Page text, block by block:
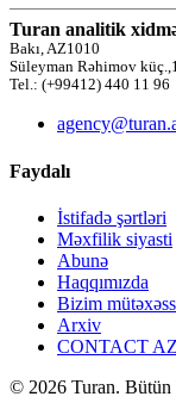
Turan analitik
Bakı, AZ1010
Süleyman Rəhimov
Tel.: (+99412) 440 11 96
Faydalı
İstifadə şərtləri
Məxfilik siyasti
Abunə
Haqqımızda
Bizim
Arxiv
CONTACT AZ
© 2026 Turan. Bütün